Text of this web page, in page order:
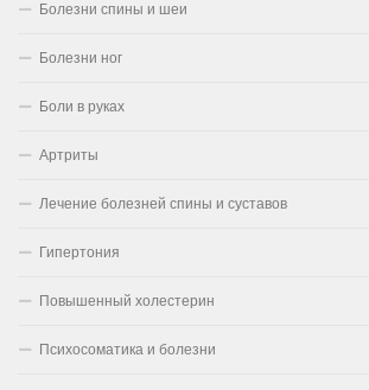
Болезни спины и шеи
Болезни ног
Боли в руках
Артриты
Лечение болезней спины и суставов
Гипертония
Повышенный холестерин
Психосоматика и болезни